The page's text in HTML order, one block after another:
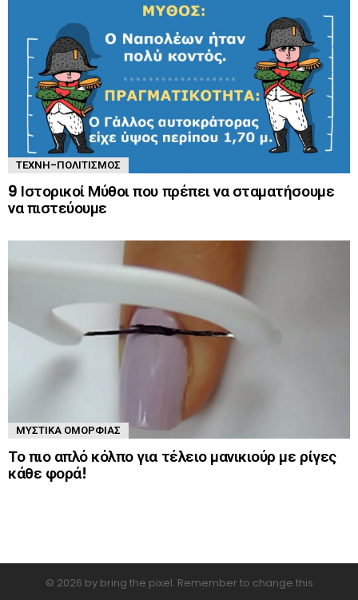
ΤΈΧΝΗ-ΠΟΛΙΤΙΣΜΌΣ
9 Ιστορικοί Μύθοι που πρέπει να σταματήσουμε
να πιστεύουμε
ΜΥΣΤΙΚΆ ΟΜΟΡΦΙΆΣ
Το πιο απλό κόλπο για τέλειο μανικιούρ με ρίγες
κάθε φορά!
© 2026 by bring the pixel. Remember to change this